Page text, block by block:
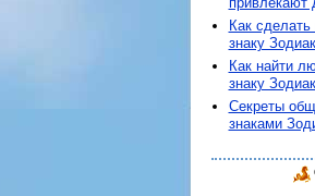
Как сделать
знаку
Как найти
знаку
Секреты
знаками